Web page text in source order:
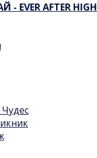
EVER AFTER HIGH